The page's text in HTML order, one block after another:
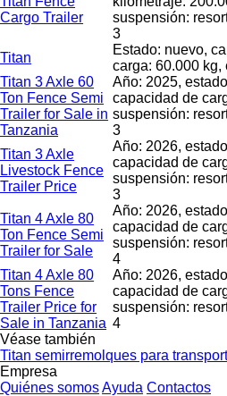
Cargo Trailer
suspensión:
3
Titan
Estado: nuevo,
carga: 60.000 kg,
Titan 3 Axle 60
Ton Fence Semi
Trailer for Sale in
Tanzania
Año: 2025,
capacidad de
suspensión:
3
Titan 3 Axle
Livestock Fence
Trailer Price
Año: 2026,
capacidad de
suspensión:
3
Titan 4 Axle 80
Ton Fence Semi
Trailer for Sale
Año: 2026,
capacidad de
suspensión:
4
Titan 4 Axle 80
Tons Fence
Trailer Price for
Sale in Tanzania
Año: 2026,
capacidad de
suspensión:
4
Véase también
Titan semirremolques para
Empresa
Quiénes somosAyuda Contactos